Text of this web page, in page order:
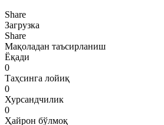
Share
Загрузка
Share
Мақоладан таъсирланиш
Ёқади
0
Таҳсинга лойиқ
0
Хурсандчилик
0
Ҳайрон бўлмоқ